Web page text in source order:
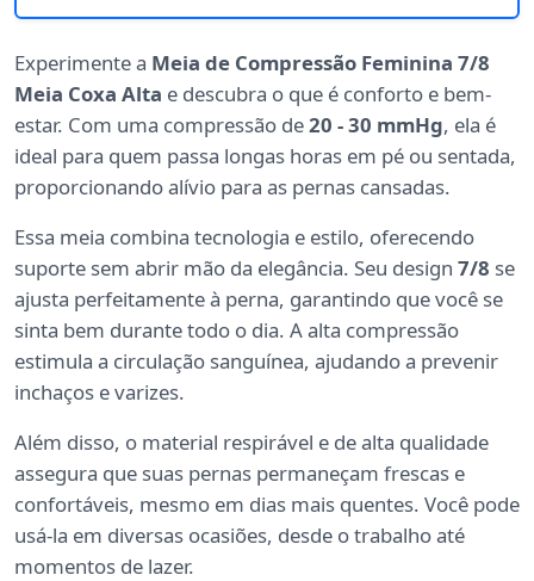
Experimente a Meia de Compressão Feminina 7/8
Meia Coxa Alta e descubra o que é conforto e bem-
estar. Com uma compressão de20 - 30 mmHg, ela é
ideal para quem passa longas horas em pé ou sentada,
proporcionando alívio para as pernas cansadas.
Essa meia combina tecnologia e estilo, oferecendo
suporte sem abrir mão da elegância. Seu design 7/8 se
ajusta perfeitamente à perna, garantindo que você se
sinta bem durante todo o dia. A alta compressão
estimula a circulação sanguínea, ajudando a prevenir
inchaços e varizes.
Além disso, o material respirável e de alta qualidade
assegura que suas pernas permaneçam frescas e
confortáveis, mesmo em dias mais quentes. Você pode
usá-la em diversas ocasiões, desde o trabalho até
momentos de lazer.